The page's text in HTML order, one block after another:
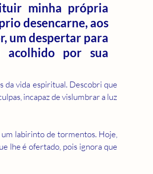
minha própria
desencarne, aos
um despertar para
acolhido por sua
da vida espiritual. Descobri que
incapaz de vislumbrar a luz
labirinto de tormentos. Hoje,
lhe é ofertado, pois ignora que